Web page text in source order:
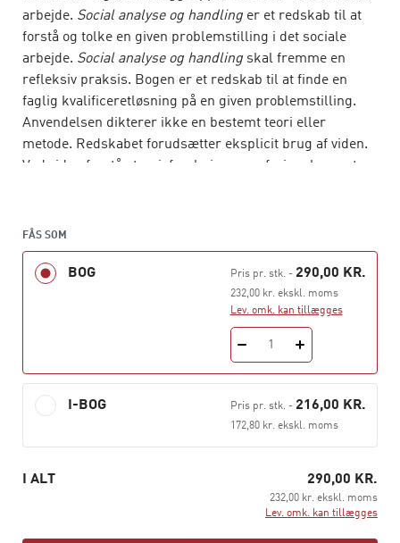
arbejde. Social analyse og handling er et redskab til at
forstå og tolke en given problemstilling i det sociale
arbejde. Social analyse og handling skal fremme en
refleksiv praksis. Bogen er et redskab til at finde en
faglig kvalificeretløsning på en given problemstilling.
Anvendelsen dikterer ikke en bestemt teori eller
metode. Redskabet forudsætter eksplicit brug af viden.
Ved viden forstås teori, forskning og erfaringsbaseret
faglighed. Den enkelte situation og problemstilling er
unik og kræver derfor en unik opgaveløsning og
forudsætter refleksion og analyse over hver eneste
Social analyse og handlingkan fungere som et
kommunikationsredskab mellem kollegaer og
samarbejdspartnere samt være med til at fremme en
diskussionskultur. Rikke Alminde, Louise Cathrine
Nørmark og Mona Stevnsgaard Andersen er alle
socialrådgivere. Kirsten Henriksen er cand. scient. soc.
og lektor på Den sociale Højskole i Aarhus.
FÅS SOM
BOG Pris pr. stk.- 290,00 KR.
232,00 kr. ekskl. moms
Lev. omk. kan tillægges
1
I-BOG Pris pr. stk.- 216,00 KR.
172,80 kr. ekskl. moms
I ALT 290,00 KR.
232,00 kr. ekskl. moms
Lev. omk. kan tillægges